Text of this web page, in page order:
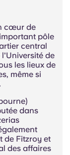
cœur de
pôle
central
de
les lieux de
même si
dans
de Fitzroy et
des affaires